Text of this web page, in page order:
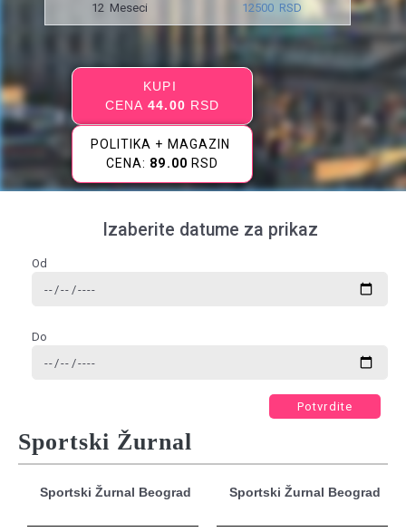
12 Meseci 12500 RSD
KUPI
CENA44.00 RSD
POLITIKA + MAGAZIN
CENA: 89.00 RSD
Izaberite datume za prikaz
Od
Do
Potvrdite
Sportski Žurnal
Sportski Žurnal Beograd Sportski Žurnal Beograd